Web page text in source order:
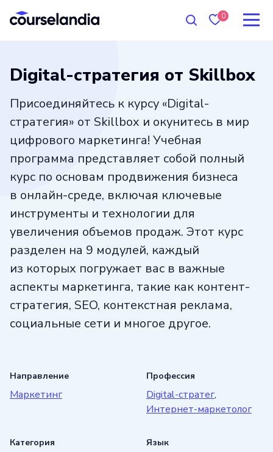
0
Digital-стратегия от Skillbox
Присоединяйтесь к курсу «Digital-
стратегия» от Skillbox и окунитесь в мир
цифрового маркетинга! Учебная
программа представляет собой полный
курс по основам продвижения бизнеса
в онлайн-среде, включая ключевые
инструменты и технологии для
увеличения объемов продаж. Этот курс
разделен на 9 модулей, каждый
из которых погружает вас в важные
аспекты маркетинга, такие как контент-
стратегия, SEO, контекстная реклама,
социальные сети и многое другое.
разработки и внедрения комплексной
стратегии продвижения вашего бизнеса
в онлайн-пространстве. После успешного
создавать эффективные маркетинговые
Направление
Маркетинг
Профессия
Digital-стратег,
Интернет-маркетолог
Категория Язык